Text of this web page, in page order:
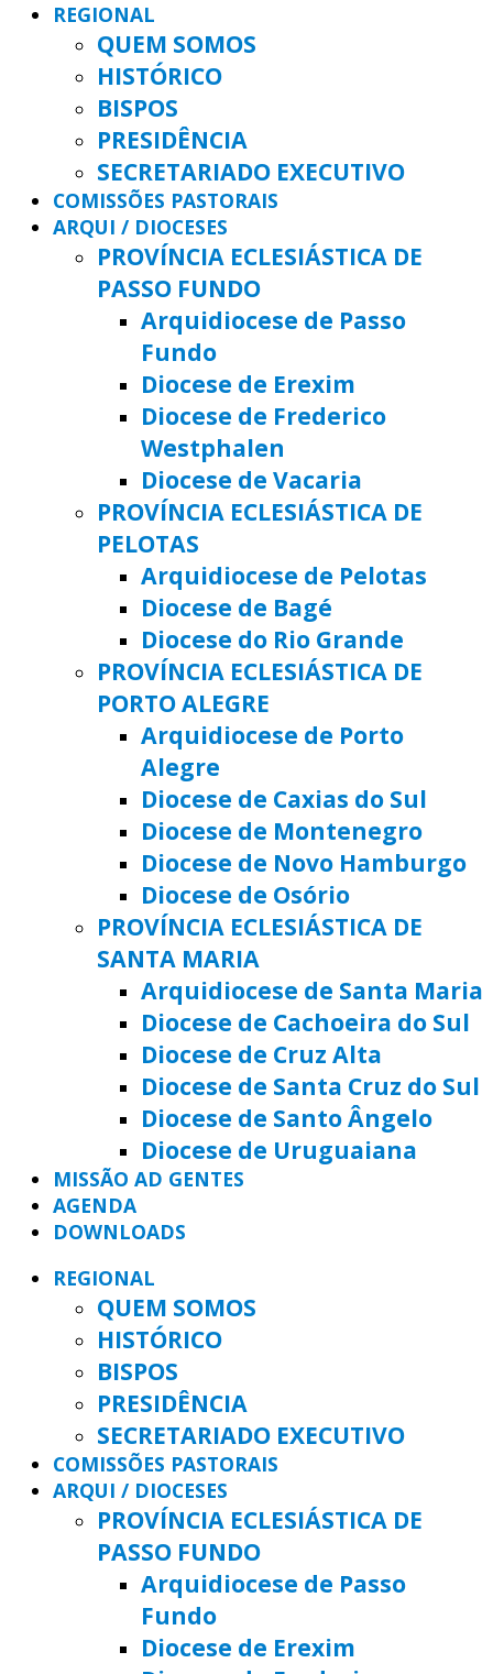
REGIONAL
QUEM SOMOS
HISTÓRICO
BISPOS
PRESIDÊNCIA
SECRETARIADO EXECUTIVO
COMISSÕES PASTORAIS
ARQUI / DIOCESES
PROVÍNCIA ECLESIÁSTICA DE
PASSO FUNDO
Arquidiocese de Passo
Fundo
Diocese de Erexim
Diocese de Frederico
Westphalen
Diocese de Vacaria
PROVÍNCIA ECLESIÁSTICA DE
PELOTAS
Arquidiocese de Pelotas
Diocese de Bagé
Diocese do Rio Grande
PROVÍNCIA ECLESIÁSTICA DE
PORTO ALEGRE
Arquidiocese de Porto
Alegre
Diocese de Caxias do Sul
Diocese de Montenegro
Diocese de Novo Hamburgo
Diocese de Osório
PROVÍNCIA ECLESIÁSTICA DE
SANTA MARIA
Arquidiocese de Santa Maria
Diocese de Cachoeira do Sul
Diocese de Cruz Alta
Diocese de Santa Cruz do Sul
Diocese de Santo Ângelo
Diocese de Uruguaiana
MISSÃO AD GENTES
AGENDA
DOWNLOADS
REGIONAL
QUEM SOMOS
HISTÓRICO
BISPOS
PRESIDÊNCIA
SECRETARIADO EXECUTIVO
COMISSÕES PASTORAIS
ARQUI / DIOCESES
PROVÍNCIA ECLESIÁSTICA DE
PASSO FUNDO
Arquidiocese de Passo
Fundo
Diocese de Erexim